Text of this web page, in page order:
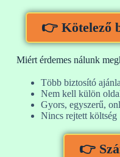
👉 Kötelező
Miért érdemes nálunk
Több biztosító
Nem kell külön
Gyors, egyszerű,
Nincs rejtett költség
👉